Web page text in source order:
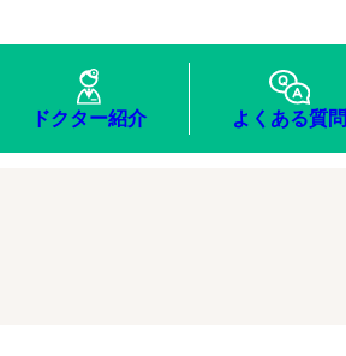
ドクター紹介 よくある質問